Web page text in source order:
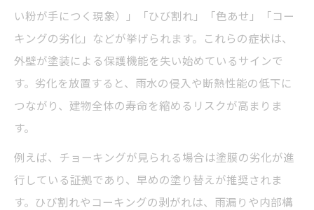
サイディング塗装の時期判断で失敗しない
相談から始めるサイディング塗装の流れ一
サイディング塗装の相談時に確認すべき内
容
い粉が手につく現象）」「ひび割れ」「色あせ」「コー
キングの劣化」などが挙げられます。これらの症状は、
外壁が塗装による保護機能を失い始めているサインで
す。劣化を放置すると、雨水の侵入や断熱性能の低下に
つながり、建物全体の寿命を縮めるリスクが高まりま
す。
例えば、チョーキングが見られる場合は塗膜の劣化が進
行している証拠であり、早めの塗り替えが推奨されま
す。ひび割れやコーキングの剥がれは、雨漏りや内部構